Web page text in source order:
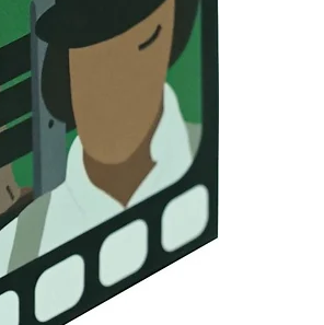
telefon şarj aleti Cep telefonu,
şarj Bina içi